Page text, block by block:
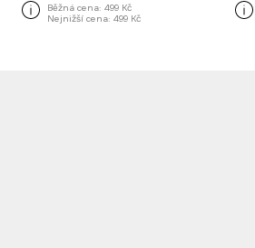
Běžná cena: 499 Kč
Nejnižší cena: 499 Kč